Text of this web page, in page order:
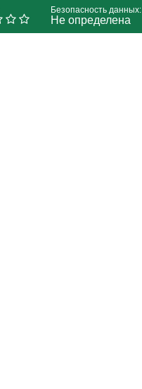
Безопасность данных:
Не определена